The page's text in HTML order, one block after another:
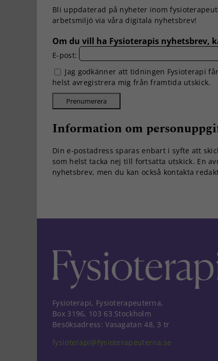
Bli uppdaterad på nyheter inom
arbetsmiljö via våra digitala nyhetsbrev!
Om du vill ha Fysioterapis nyhetsbrev,
E-post:
Jag godkänner att tidningen Fysioterapi
helst avregistrera mig från framtida utskick.
Information om
Din e-postadress sparas enbart i syfte att
som helst tacka nej till fortsatta utskick. En
nyhetsbrev, men du kan också kontakta
Fysioterapi, Fysioterapeuterna,
Box 3196, 103 63 Stockholm
Besöksadress: Vasagatan 48, 3 tr
fysioterapi@fysioterapeuterna.se